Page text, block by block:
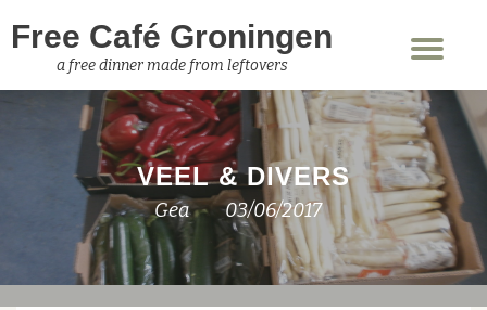
direct
Free Café Groningen
a free dinner made from leftovers
VEEL & DIVERS
Gea 03/06/2017